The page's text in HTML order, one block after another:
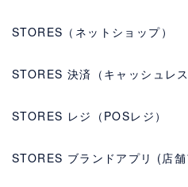
STORES（ネットショップ）
STORES 決済（キャッシュレス
STORES レジ（POSレジ）
STORES ブランドアプリ (店